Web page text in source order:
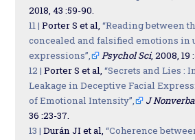
2018, 43 :59-90.
11 | Porter S et al,“Reading between
concealed and falsified emotions in
expressions”,
Psychol Sci, 2008, 19
12 | Porter S et al,“Secrets and Lies :
Leakage in Deceptive Facial
of Emotional Intensity”,
J
36 :23-37.
13 | Durán JI et al,“Coherence